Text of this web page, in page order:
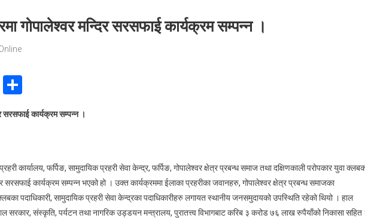
गोपालेश्वर मन्दिर सरसफाई कार्यक्रम सम्पन्न ।
LinkedIn
सरसफाई कार्यक्रम सम्पन्न ।
कार्यालय, फर्पिङ, सामुदायिक प्रहरी सेवा केन्द्र, फर्पिङ, गोपालेश्वर क्षेत्र प्रबन्ध समाज तथा दक्षिणकाली परोपकार युवा
सरसफाई कार्यक्रम सम्पन्न भएको हो । उक्त कार्यक्रममा ईलाका प्रहरीका जवानहरु, गोपालेश्वर क्षेत्र प्रबन्ध समाजका
पदाधिकारी, सामुदायिक प्रहरी सेवा केन्द्रका पदाधिकारीहरु लगायत स्थानीय जनसमुदायको उपस्थिति रहेको थियो । हाल
सरकार, संस्कृति, पर्यटन तथा नागरिक उड्डयन मन्त्रालय, पुरातत्त्व विभागबाट करिब ३ करोड ७६ लाख रुपैयाँको निकासा सहित